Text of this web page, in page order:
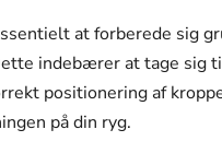
at forberede sig
indebærer at tage sig
positionering af
på din ryg.